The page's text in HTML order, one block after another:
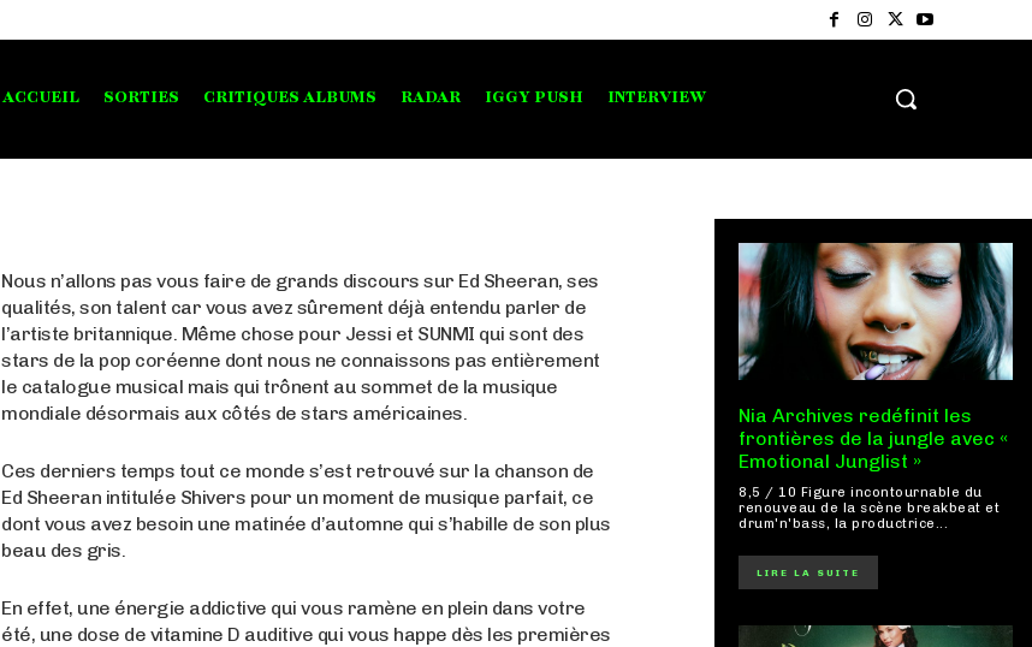
ACCUEIL SORTIES CRITIQUES ALBUMS RADAR IGGY PUSH INTERVIEW
Nous n’allons pas vous faire de grands discours sur Ed Sheeran, ses
qualités, son talent car vous avez sûrement déjà entendu parler de
l’artiste britannique. Même chose pour Jessi et SUNMI qui sont des
stars de la pop coréenne dont nous ne connaissons pas entièrement
le catalogue musical mais qui trônent au sommet de la musique
mondiale désormais aux côtés de stars américaines.
Ces derniers temps tout ce monde s’est retrouvé sur la chanson de
Ed Sheeran intitulée Shivers pour un moment de musique parfait, ce
dont vous avez besoin une matinée d’automne qui s’habille de son plus
beau des gris.
En effet, une énergie addictive qui vous ramène en plein dans votre
été, une dose de vitamine D auditive qui vous happe dès les premières
Nia Archives redéfinit les
frontières de la jungle avec «
Emotional Junglist »
8,5 / 10 Figure incontournable du
renouveau de la scène breakbeat et
drum'n'bass, la productrice...
LIRE LA SUITE